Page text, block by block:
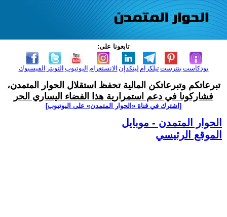
تابعونا على:
الفيسبوك التويتر اليوتيوب الانستغرام لينكدإن تيلكرامبنترست بودكاست
تبرعاتكم وتبرعاتكن المالية تحفظ استقلال الحوار المتمدن،
فشاركونا في دعم استمرارية هذا الفضاء اليساري الحر
[اشترك في قناة ‫«الحوار المتمدن» على اليوتيوب]
الحوار المتمدن - موبايل
الموقع الرئيسي